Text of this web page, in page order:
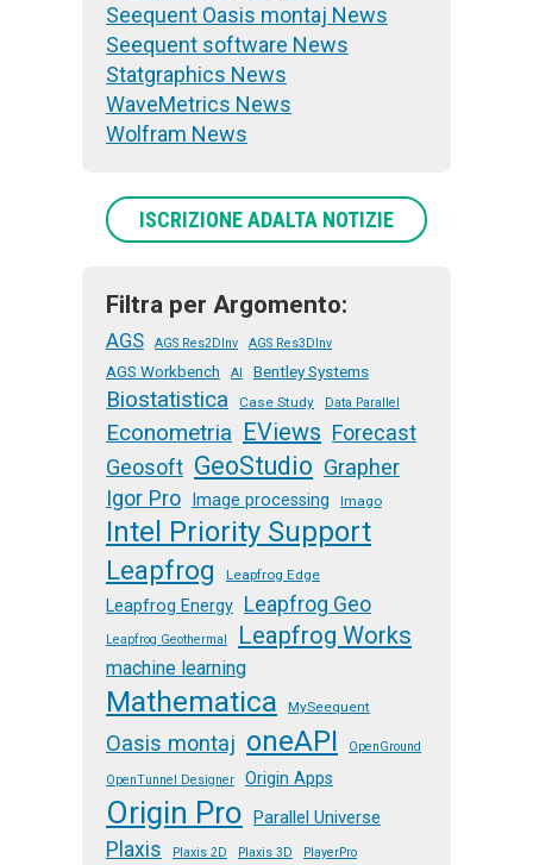
Seequent Oasis montaj News
Seequent software News
Statgraphics News
WaveMetrics News
Wolfram News
ISCRIZIONE ADALTA NOTIZIE
Filtra per Argomento:
AGS AGS Res2DInv AGS Res3DInv
AGS Workbench AI Bentley Systems
Biostatistica Case Study Data Parallel
Econometria EViews Forecast
Geosoft GeoStudio Grapher
Igor Pro
Image processing Imago
Intel Priority Support
Leapfrog Leapfrog Edge
Leapfrog Energy Leapfrog Geo
Leapfrog Geothermal Leapfrog Works
machine learning
Mathematica MySeequent
Oasis montaj oneAPI OpenGround
OpenTunnel Designer Origin Apps
Origin Pro Parallel Universe
Plaxis Plaxis 2D Plaxis 3D PlayerPro